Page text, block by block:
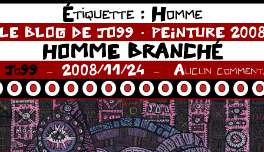
Étiquette : Homme
LE BLOG DE JO99 PEINTURE
HOMME BRANCHÉ
Jo99 2008/11/24 Aucun